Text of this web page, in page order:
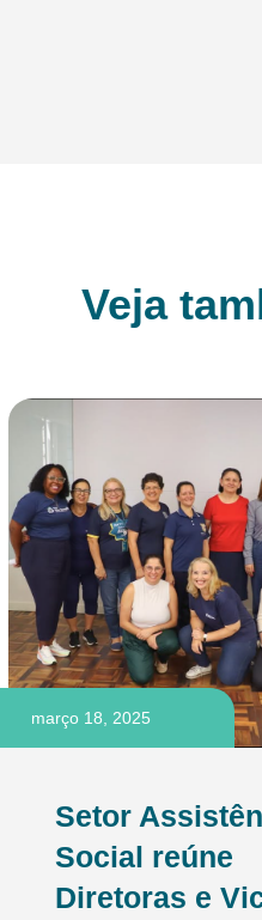
Veja
março 18, 2025
Setor
Social reúne
Diretoras e